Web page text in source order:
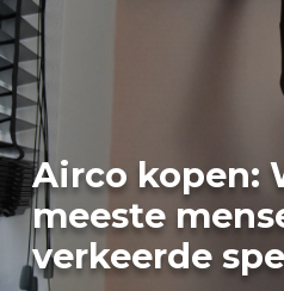
Airco kopen:
meeste
verkeerde